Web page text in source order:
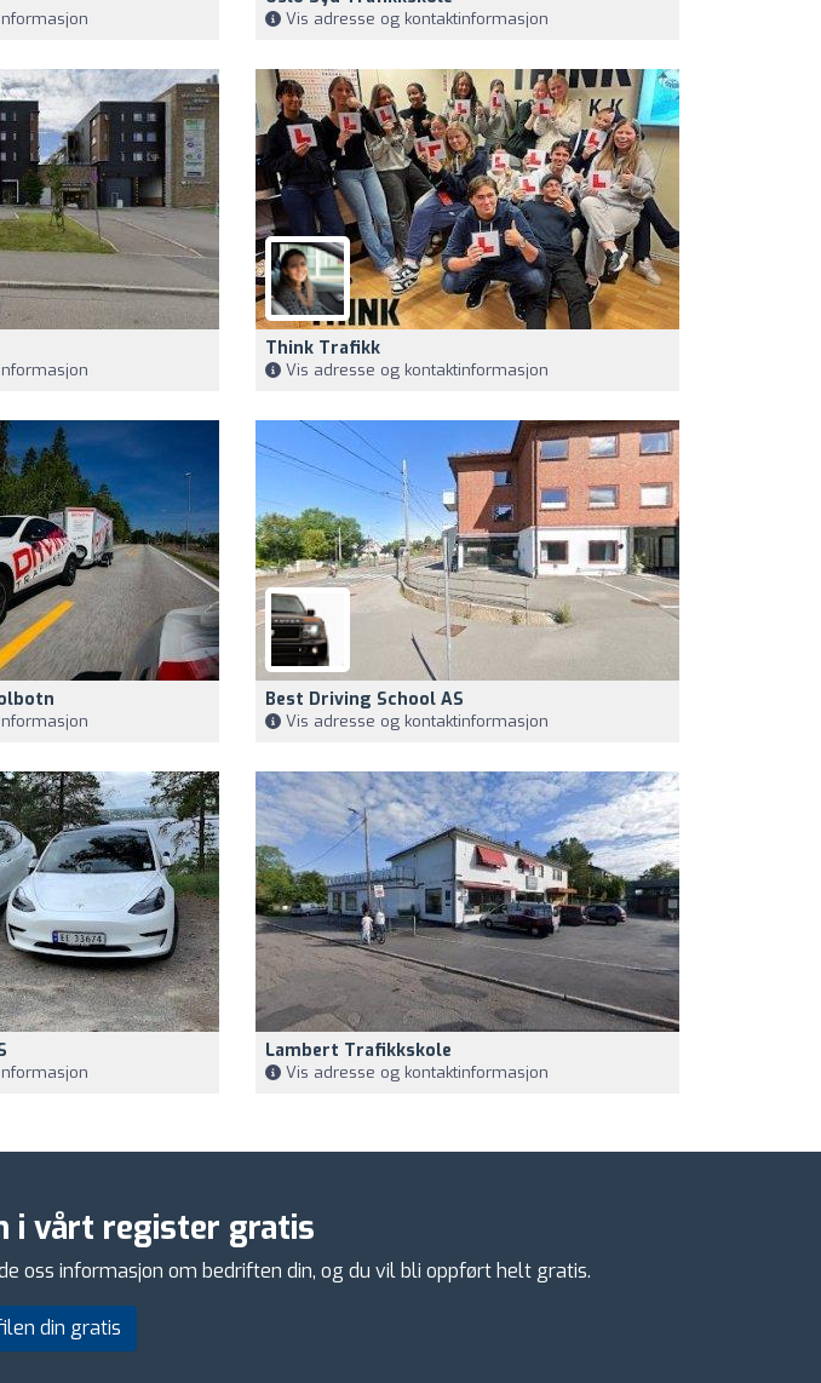
Vis adresse og kontaktinformasjon
Think Trafikk
Vis adresse og kontaktinformasjon
Best Driving School AS
Vis adresse og kontaktinformasjon
Lambert Trafikkskole
Vis adresse og kontaktinformasjon
i vårt register gratis
oss informasjon om bedriften din, og du vil bli oppført helt gratis.
din gratis